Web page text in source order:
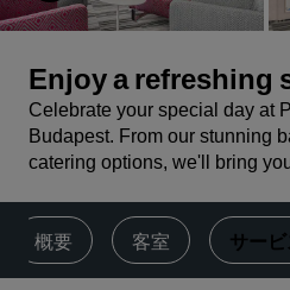
Enjoy a refreshing
Celebrate your special day at
Budapest. From our stunning
catering options, we'll bring
概要 客室 サービ